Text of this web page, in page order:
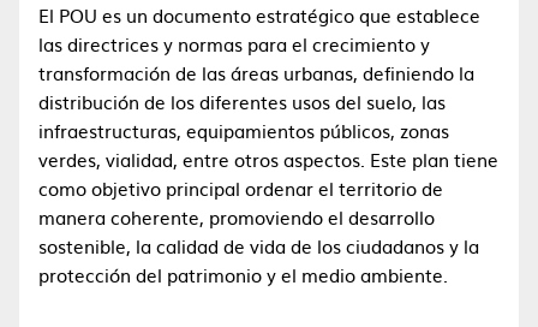
El POU es un documento estratégico que establece
las directrices y normas para el crecimiento y
transformación de las áreas urbanas, definiendo la
distribución de los diferentes usos del suelo, las
infraestructuras, equipamientos públicos, zonas
verdes, vialidad, entre otros aspectos. Este plan tiene
como objetivo principal ordenar el territorio de
manera coherente, promoviendo el desarrollo
sostenible, la calidad de vida de los ciudadanos y la
protección del patrimonio y el medio ambiente.